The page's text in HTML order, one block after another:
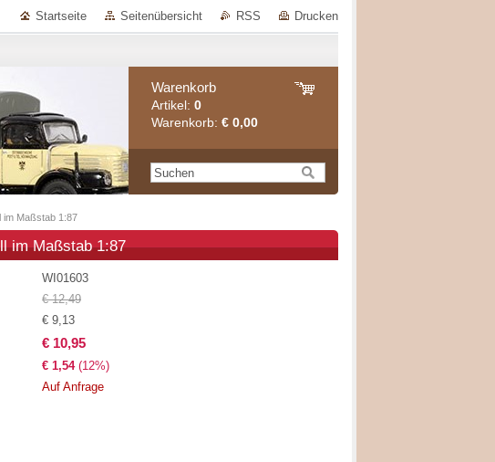
Startseite Seitenübersicht RSS Drucken
Warenkorb
Artikel: 0
Warenkorb: € 0,00
im Maßstab 1:87
im Maßstab 1:87
WI01603
€ 12,49
€ 9,13
€ 10,95
€ 1,54(12%)
Auf Anfrage